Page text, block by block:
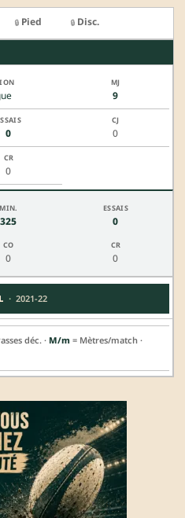
🔒 Pied 🔒 Disc.
9
0 0
0
325 0
0 0
· 2021-22
déc. · M/m = Mètres/match ·